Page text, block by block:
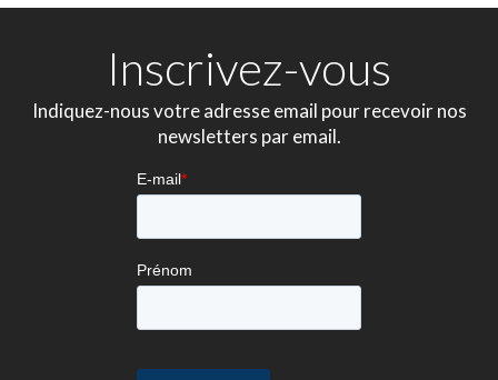
Inscrivez-vous
Indiquez-nous votre adresse email pour recevoir nos
newsletters par email.